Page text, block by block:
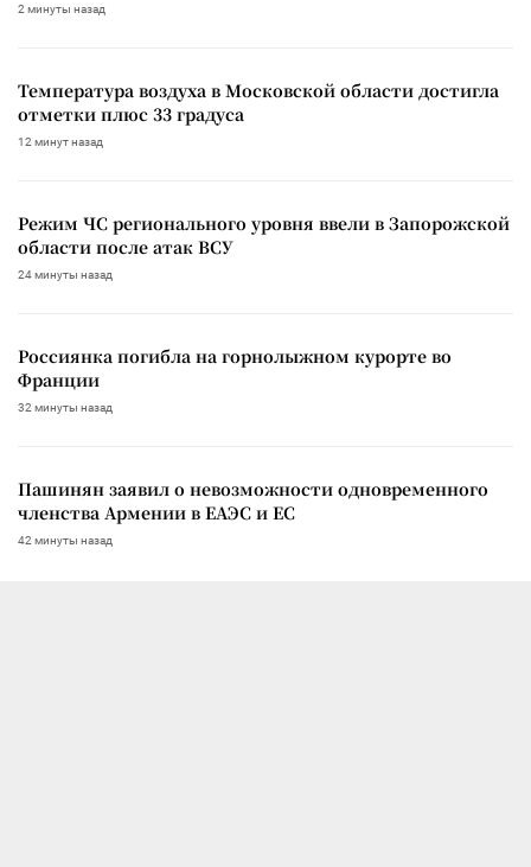
2 минуты назад
Температура воздуха в Московской области достигла
отметки плюс 33 градуса
12 минут назад
Режим ЧС регионального уровня ввели в Запорожской
области после атак ВСУ
24 минуты назад
Россиянка погибла на горнолыжном курорте во
Франции
32 минуты назад
Пашинян заявил о невозможности одновременного
членства Армении в ЕАЭС и ЕС
42 минуты назад